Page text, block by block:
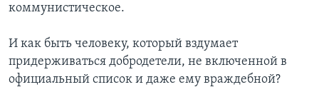
коммунистическое.
И как быть человеку, который вздумает
придерживаться добродетели, не включенной в
официальный список и даже ему враждебной?